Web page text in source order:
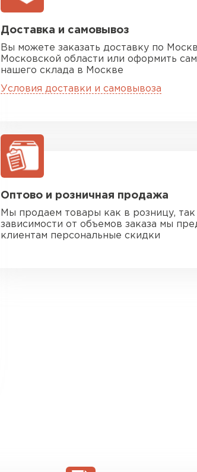
Доставка и самовывоз
Вы можете заказать доставку по
Московской области или оформить
нашего склада в Москве
Условия доставки и самовывоза
Оптово и розничная продажа
Мы продаем товары как в розницу,
зависимости от объемов заказа мы
клиентам персональные скидки